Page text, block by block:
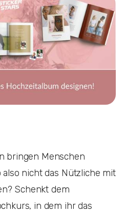
bringen Menschen
nicht das Nützliche mit
Schenkt dem
in dem ihr das